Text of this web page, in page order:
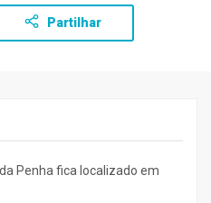
Partilhar
Penha fica localizado em